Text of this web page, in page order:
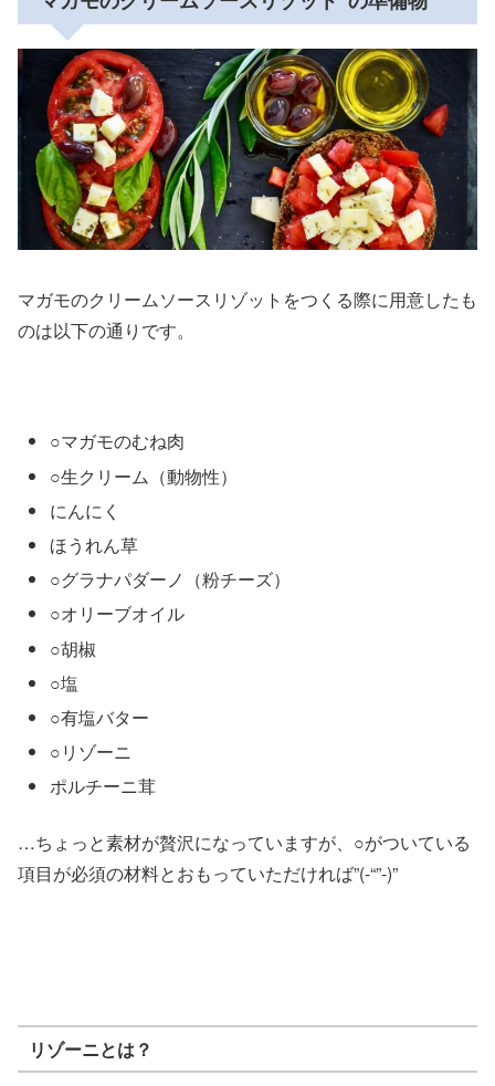
マガモのクリームソースリゾットをつくる際に用意したも
のは以下の通りです。
○マガモのむね肉
○生クリーム（動物性）
にんにく
ほうれん草
○グラナパダーノ（粉チーズ）
○オリーブオイル
○胡椒
○塩
○有塩バター
○リゾーニ
ポルチーニ茸
…ちょっと素材が贅沢になっていますが、○がついている
項目が必須の材料とおもっていただければ”(-“”-)”
リゾーニとは？